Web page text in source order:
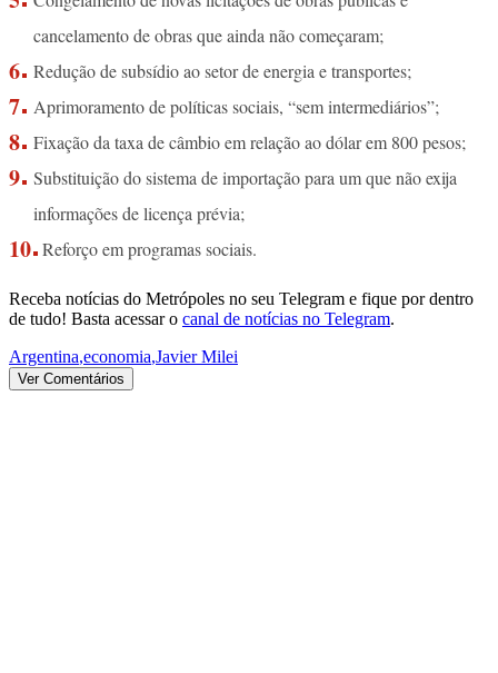
cancelamento de obras que ainda não começaram;
Redução de subsídio ao setor de energia e transportes;
Aprimoramento de políticas sociais, “sem intermediários”;
Fixação da taxa de câmbio em relação ao dólar em 800 pesos;
Substituição do sistema de importação para um que não exija
informações de licença prévia;
Reforço em programas sociais.
Receba notícias do Metrópoles no seu Telegram e fique por dentro
de tudo! Basta acessar o canal de notícias no Telegram.
Argentina,economia,Javier Milei
Ver Comentários